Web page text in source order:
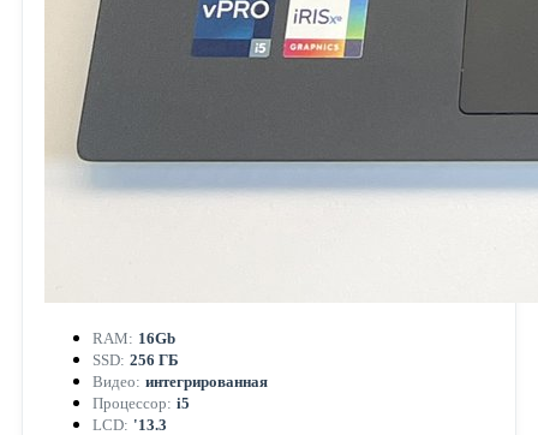
RAM: 16Gb
SSD: 256 ГБ
Видео: интегрированная
Процессор: i5
LCD: '13.3